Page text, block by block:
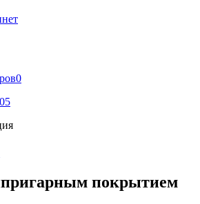
0
покрытием